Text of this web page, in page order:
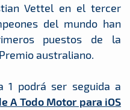
Vettel en el tercer
del mundo han
puestos de la
australiano.
1 podrá ser seguida a
A Todo Motor para iOS